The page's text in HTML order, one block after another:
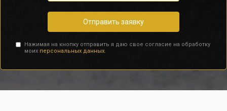
Отправить заявку
Нажимая на кнопку отправить я даю свое согласие на обработку
моих персональных данных.